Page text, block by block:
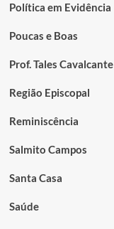
Política em Evidência
Poucas e Boas
Prof. Tales Cavalcante
Região Episcopal
Reminiscência
Salmito Campos
Santa Casa
Saúde